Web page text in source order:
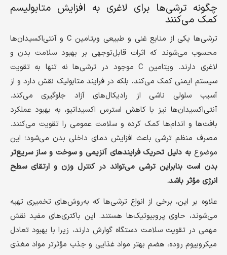
چگونه ترشی‌ها برای لاغری به افزایش متابولیسم
کمک می‌کنند
ترشی‌ها یکی از منابع غنی و طبیعی ویتامین C و آنتی‌اکسیدان‌ها
محسوب می‌شوند که اثرات قابل‌توجهی بر بهبود سلامت بدن و
لاغری دارند. ویتامین C موجود در ترشی‌ها نه تنها به تقویت
سیستم ایمنی کمک می‌کند، بلکه در فرایند متابولیک نقش دارد و از
آسیب سلولی ناشی از رادیکال‌های آزاد جلوگیری می‌کند.
آنتی‌اکسیدان‌ها نیز با کاهش استرس اکسیداتیو، به بهبود عملکرد
بافت‌ها و اندام‌ها کمک کرده و سلامت عمومی را تقویت می‌کنند.
مصرف منظم ترشی باعث افزایش دمای داخلی بدن می‌شود؛ این
موضوعبه دلیل تحریک فرایندهای آنزیمی و سوخت و ساز سریع‌تر
بدن است بنابراین ترشی می‌تواند در کنترل وزن و ارتقای سطح
انرژی مؤثر باشد.
علاوه بر این، برخی از انواع ترشی‌ها که به‌روش‌های تخمیری تهیه
می‌شوند، حاوی پروبیوتیک‌ها هستند. این باکتری‌های مفید نقش
مهمی در تقویت سلامت دستگاه گوارش دارند، زیرا با بهبود تعادل
میکروبیوم روده، هضم بهتر مواد غذایی و جذب مؤثرتر مواد مغذی